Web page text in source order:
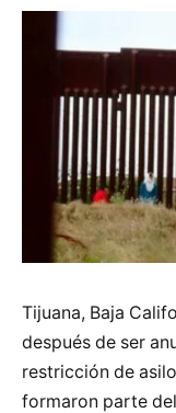
Tijuana, Baja
después de ser
restricción de
formaron parte